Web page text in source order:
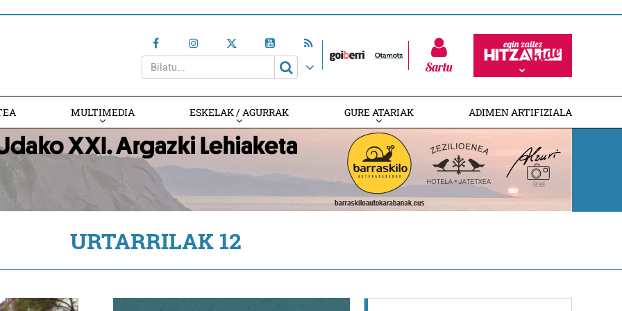
Sartu
MULTIMEDIA ESKELAK / AGURRAK GURE ATARIAK ADIMEN ARTIFIZIALA
URTARRILAK 12